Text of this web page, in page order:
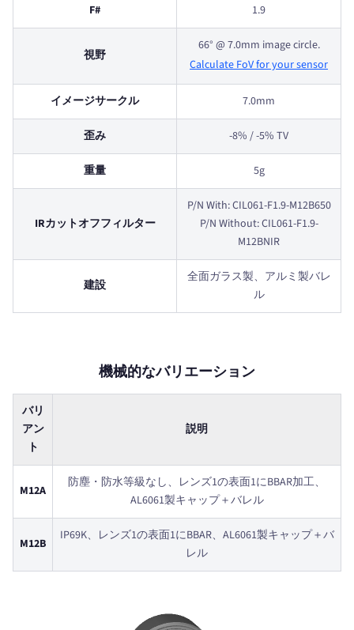
F# 1.9
視野
66° @ 7.0mm image circle.
Calculate FoV for your sensor
イメージサークル 7.0mm
歪み -8% / -5% TV
重量 5g
IRカットオフフィルター
P/N With: CIL061-F1.9-M12B650
P/N Without: CIL061-F1.9-
M12BNIR
建設
全面ガラス製、アルミ製バレ
ル
機械的なバリエーション
バリ
アン
ト
説明
M12A
防塵・防水等級なし、レンズ1の表面1にBBAR加工、
AL6061製キャップ＋バレル
M12B
IP69K、レンズ1の表面1にBBAR、AL6061製キャップ＋バ
レル